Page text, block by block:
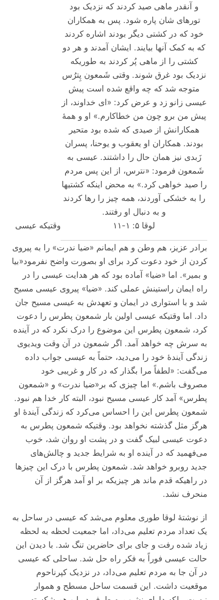
و آنقدر ماهی صید کردند که نزدیک بود
تورهای شان پاره شود. پس به همکاران
خود که در کشتی دیگر بودند اشاره کردند
که به کمک آنها بیایند. ایشان آمدند و هر دو
کشتی را از ماهی پُر کردند به طوریکه
نزدیک بود غرق شوند. وقتی شَمعون پِترُس
متوجه شد که چه واقع شده است پیش
عیسی زانو زد و عرض کرد: «ای خداوند، از
پیش من برو چون من خطاکارم.» او و همۀ
همکارانش از صیدی که شده بود متحیر
بودند. همکاران او یعقوب و یوحنا، پسران
زَبدی نیز همان حال را داشتند. عیسی به
شَمعون فرمود: «نترس، از این پس مردم
را صید خواهی کرد.» به محض اینکه کشتیها
را به خشکی آوردند، همه چیز را رها کردند
و به دنبال او رفتند.
لوقا ۵: ۱-۱۱
وقتیکه عیسی
برادر عزیز، هم وطن و هم ایمانم «ضیا ندرت» را به پیروی
کردن از خود دعوت کرد برای او بصورت واضح نفرمود«بیا
و بمیر». اما «ضیا» آماده بود که هر هدایت عیسی را در
راه ایمان راستینش عملی کند. «ضیا» پیروی عیسی مسیح
شد و با استواری در ایمان و تعهدش به عیسی مسیح جان
داد. اما وقتیکه عیسی اولین بار شمعون پطرس را دعوت
کرد، شمعون پطرس این موضوع را درک نکرد که در آینده
به سرش چه خواهد آمد. اگر شمعون در آن وقت ویدیوی
زندگی آیندۀ خود را می‌دید، حتماً به عیسی جواب داده
می‌گفت: «لطفاً مرا بگذار که در کار و غریبی خود
مصروف باشم.» اما چیزی که بر«ضیا ندرت» و «شمعون
پطرس» آمد کار عیسی مسیح نبود، البته کار خدا هم نبود.
شمعون پطرس این را احساس می‌کرد که زندگی آیندۀ او
هرگز مثل گذشته نخواهد بود. وقتیکه شمعون پطرس به
دعوت عیسی لبیک گفت و در پشت او روان شد، خوب
می‌فهمید که در آینده او به شرایط جدید و چالش‌های
جدید روبرو خواهد شد. شمعون پطرس با درک این چیزها
در راهیکه قدم ماند هر چیزیکه بر او آمد هرگز از آن
منحرف نشد.
از نوشتۀ لوقا طوری معلوم می‌شد که عیسی در ساحل به
یک تعداد مردم تعلیم می‌داد، اما جمعیت لحظه به لحظه
زیاد شده رفت و جای برای حاضرین تنگ شد. با دیدن این
حالت عیسی فوراً به فکر راه حل شد. ساحلی که عیسی
در آن جا به مردم تعلیم می‌داد، در نزدیک کپرناحوم
موقعیت داشت. این قسمت ساحل مسطح و هموار